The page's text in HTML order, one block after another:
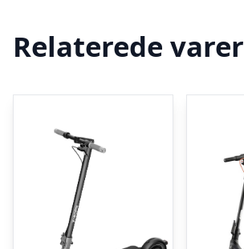
Relaterede varer